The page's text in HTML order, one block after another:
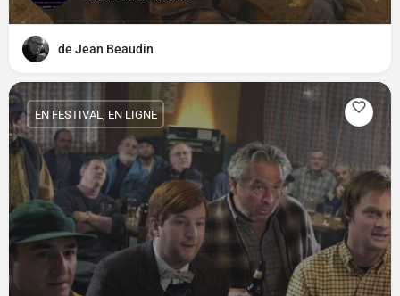
de Jean Beaudin
EN FESTIVAL, EN LIGNE